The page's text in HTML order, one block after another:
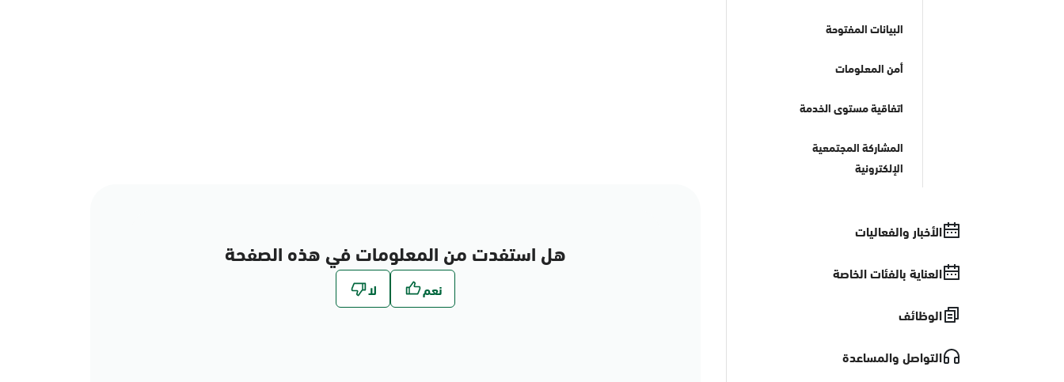
البيانات المفتوحة
أمن المعلومات
اتفاقية مستوى الخدمة
المشاركة المجتمعية
الإلكترونية
الأخبار والفعاليات
العناية بالفئات الخاصة
الوظائف
التواصل والمساعدة
الحدود الشمالية
حائل
هل استفدت من المعلومات في هذه الصفحة